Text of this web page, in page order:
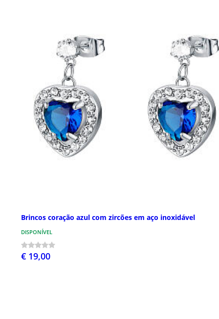
Brincos coração azul com zircões em aço inoxidável
DISPONÍVEL
€ 19,00